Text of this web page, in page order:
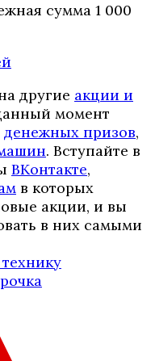
сумма 1 000
другие акции и
момент
денежных призов,
. Вступайте в
ВКонтакте,
в которых
акции, и вы
в них самыми